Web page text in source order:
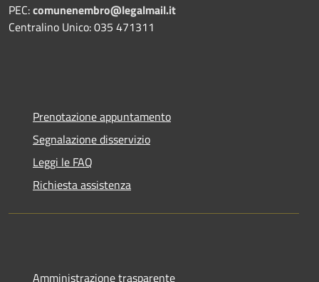
PEC:comunenembro@legalmail.it
Centralino Unico: 035 471311
Prenotazione appuntamento
Segnalazione disservizio
Leggi le FAQ
Richiesta assistenza
Amministrazione trasparente